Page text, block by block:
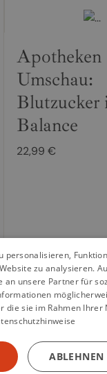
Apotheken
Umschau:
Blutzucker
Balance
22,99 €
personalisieren,
zu analysieren.
unsere Partner für
sie im Rahmen Ihrer
ABLEHNEN